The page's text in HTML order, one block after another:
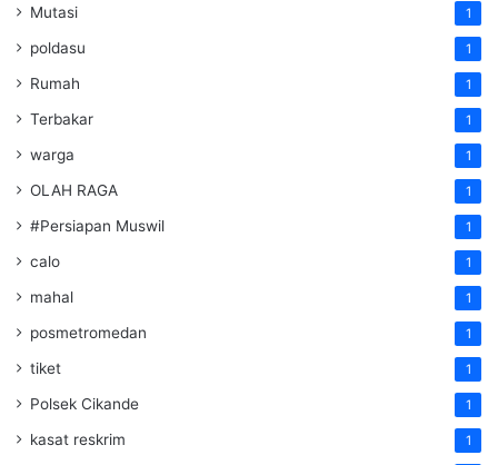
Mutasi 1
poldasu 1
Rumah 1
Terbakar 1
warga 1
OLAH RAGA 1
#Persiapan Muswil 1
calo 1
mahal 1
posmetromedan 1
tiket 1
Polsek Cikande 1
kasat reskrim 1